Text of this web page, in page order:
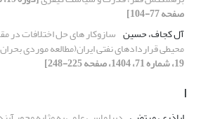
صفحه 77-104]
آل کجاف، حسین سازوکار های حل اختلافات در
محیطی قراردادهای نفتی ایران(مطالعه موردی
19، شماره 71، 1404، صفحه 225-248]
ا